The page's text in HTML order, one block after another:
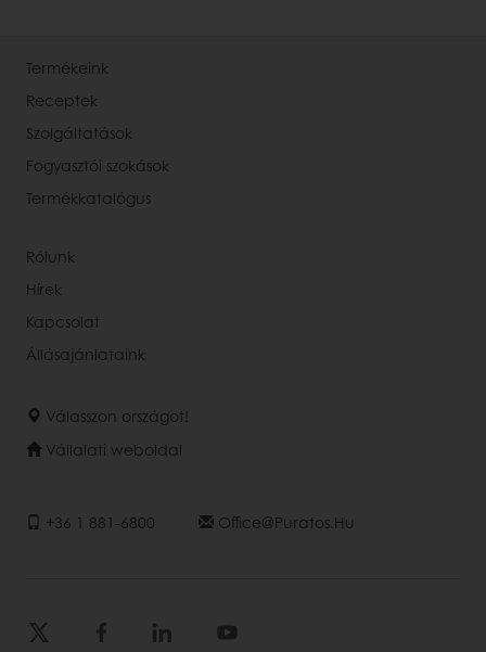
Termékeink
Receptek
Szolgáltatások
Fogyasztói szokások
Termékkatalógus
Rólunk
Hírek
Kapcsolat
Állásajánlataink
Válasszon országot!
Vállalati weboldal
+36 1 881-6800 Office@puratos.hu